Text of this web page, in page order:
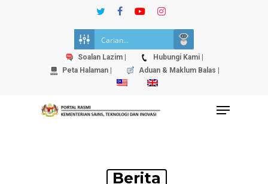
twitterfacebookyoutubeinstagram
Soalan Lazim |
Hubungi Kami |
Peta Halaman |
Aduan & Maklum Balas |
Menu
Berita